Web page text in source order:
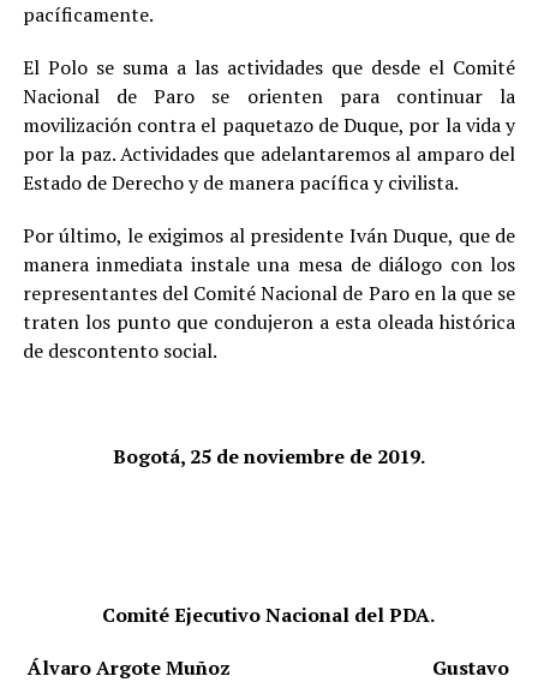
pacíficamente.
El Polo se suma a las actividades que desde el Comité
Nacional de Paro se orienten para continuar la
movilización contra el paquetazo de Duque, por la vida y
por la paz. Actividades que adelantaremos al amparo del
Estado de Derecho y de manera pacífica y civilista.
Por último, le exigimos al presidente Iván Duque, que de
manera inmediata instale una mesa de diálogo con los
representantes del Comité Nacional de Paro en la que se
traten los punto que condujeron a esta oleada histórica
de descontento social.
Bogotá, 25 de noviembre de 2019.
Comité Ejecutivo Nacional del PDA.
Álvaro Argote Muñoz
Gustavo